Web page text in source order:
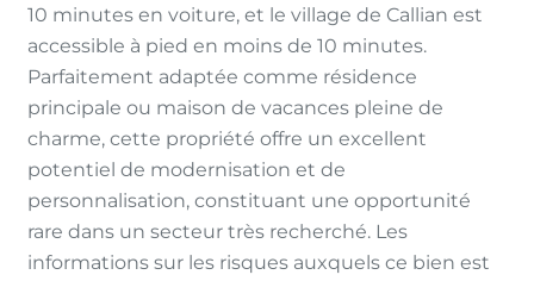
10 minutes en voiture, et le village de Callian est
accessible à pied en moins de 10 minutes.
Parfaitement adaptée comme résidence
principale ou maison de vacances pleine de
charme, cette propriété offre un excellent
potentiel de modernisation et de
personnalisation, constituant une opportunité
rare dans un secteur très recherché. Les
informations sur les risques auxquels ce bien est